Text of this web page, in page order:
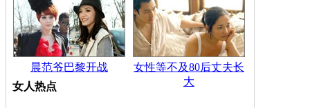
晨范爷巴黎开战
女性等不及80后丈夫长
大
女人热点